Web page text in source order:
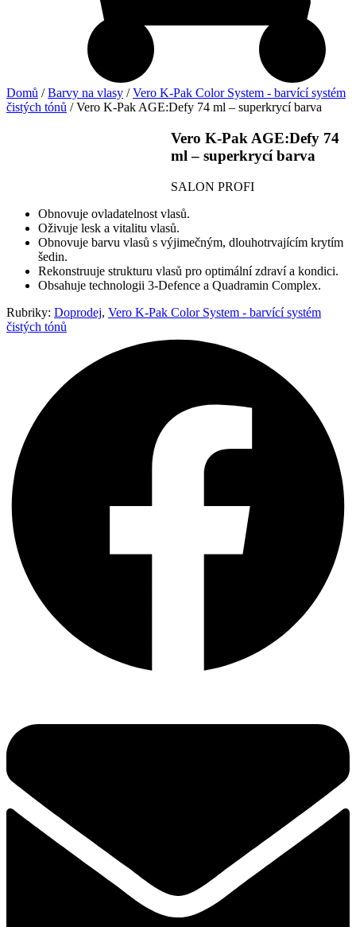
Domů /Barvy na vlasy /Vero K-Pak Color System - barvící systém
čistých tónů / Vero K-Pak AGE:Defy 74 ml – superkrycí barva
Vero K-Pak AGE:Defy 74
ml – superkrycí barva
SALON PROFI
Obnovuje ovladatelnost vlasů.
Oživuje lesk a vitalitu vlasů.
Obnovuje barvu vlasů s výjimečným, dlouhotrvajícím krytím
šedin.
Rekonstruuje strukturu vlasů pro optimální zdraví a kondici.
Obsahuje technologii 3-Defence a Quadramin Complex.
Rubriky: Doprodej, Vero K-Pak Color System - barvící systém
čistých tónů